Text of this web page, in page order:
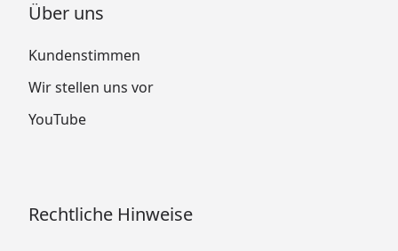
Über uns
Kundenstimmen
Wir stellen uns vor
YouTube
Rechtliche Hinweise